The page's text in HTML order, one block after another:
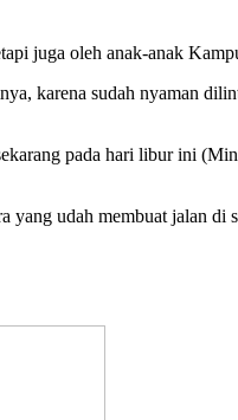
juga oleh anak-anak
karena sudah nyaman
pada hari libur ini
yang udah membuat jalan